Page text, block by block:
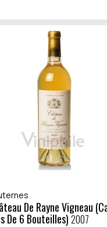
De 6 Bouteilles)2007